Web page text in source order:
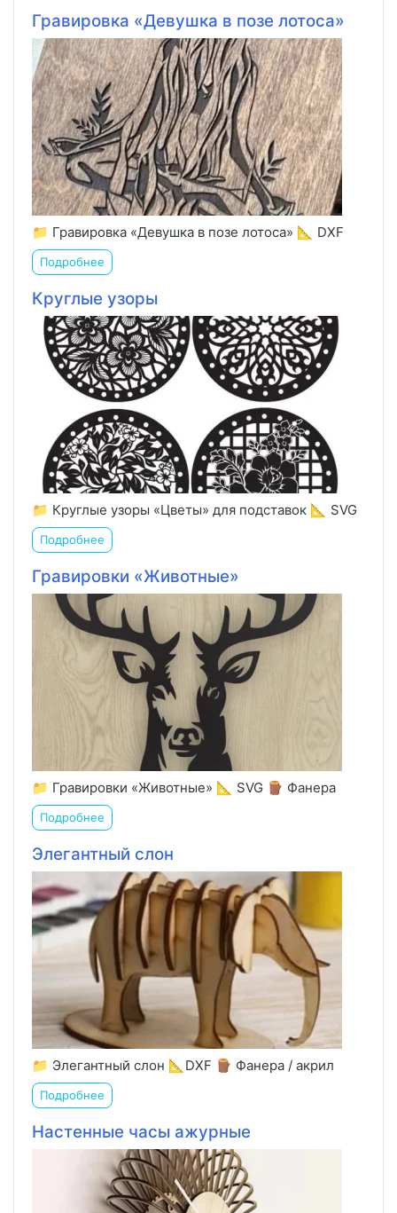
Гравировка «Девушка в позе лотоса»
📁 Гравировка «Девушка в позе лотоса» 📐 DXF
Подробнее
Круглые узоры
📁 Круглые узоры «Цветы» для подставок 📐 SVG
Подробнее
Гравировки «Животные»
📁 Гравировки «Животные» 📐 SVG 🪵 Фанера
Подробнее
Элегантный слон
📁 Элегантный слон 📐DXF 🪵 Фанера / акрил
Подробнее
Настенные часы ажурные